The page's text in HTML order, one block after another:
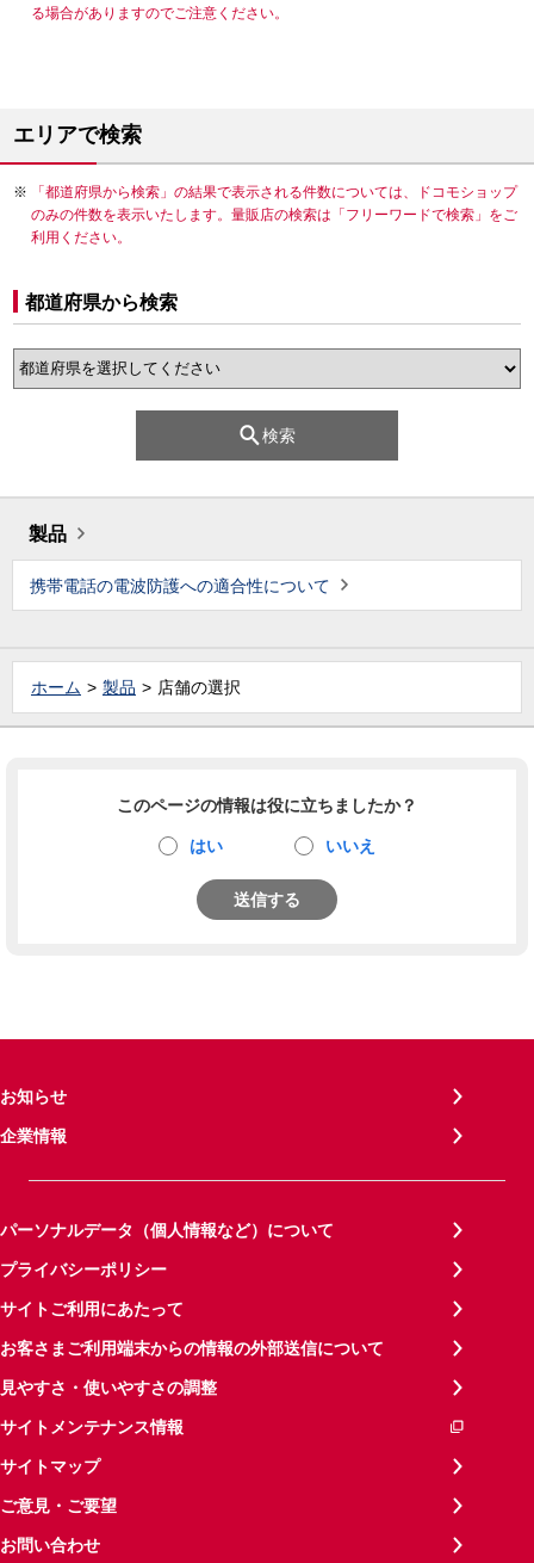
る場合がありますのでご注意ください。
エリアで検索
「都道府県から検索」の結果で表示される件数については、ドコモショップ
のみの件数を表示いたします。量販店の検索は「フリーワードで検索」をご
利用ください。
都道府県から検索
検索
製品
携帯電話の電波防護への適合性について
ホーム 製品 店舗の選択
このページの情報は役に立ちましたか？
はい いいえ
送信する
お知らせ
企業情報
パーソナルデータ（個人情報など）について
プライバシーポリシー
サイトご利用にあたって
お客さまご利用端末からの情報の外部送信について
見やすさ・使いやすさの調整
サイトメンテナンス情報
サイトマップ
ご意見・ご要望
お問い合わせ